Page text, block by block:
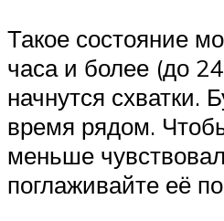
Такое состояние
часа и более (до
начнутся схватки.
время рядом.
меньше
поглаживайте её